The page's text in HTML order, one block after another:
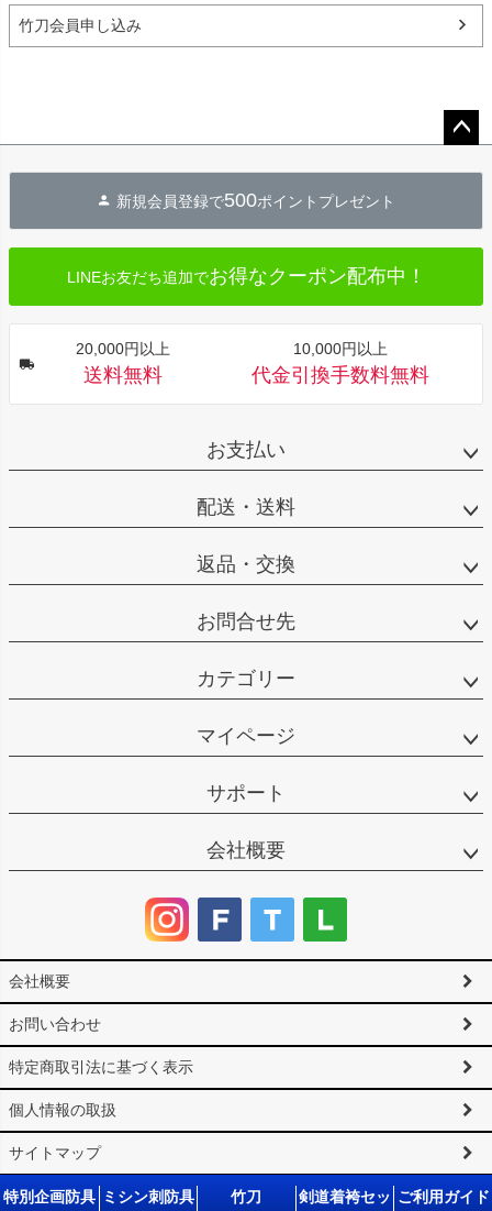
竹刀会員申し込み
へ
新規会員登録で500ポイントプレゼント
LINEお友だち追加でお得なクーポン配布中！
20,000円以上
送料無料
10,000円以上
代金引換手数料無料
お支払い
配送・送料
返品・交換
お問合せ先
カテゴリー
マイページ
サポート
会社概要
会社概要
お問い合わせ
特定商取引法に基づく表示
個人情報の取扱
サイトマップ
©2025 剣道防具工房「源」 All Rights reserved.
特別企画防具 ミシン刺防具 竹刀 剣道着袴セッ ご利用ガイド